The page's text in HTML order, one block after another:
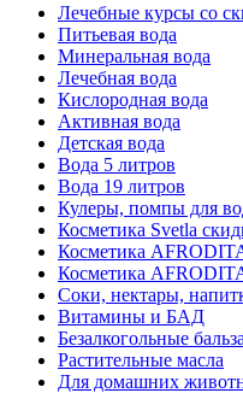
Лечебные курсы со
Питьевая вода
Минеральная вода
Лечебная вода
Кислородная вода
Активная вода
Детская вода
Вода 5 литров
Вода 19 литров
Кулеры, помпы для
Косметика Svetla
Косметика
Косметика
Соки, нектары,
Витамины и БАД
Безалкогольные
Растительные масла
Для домашних